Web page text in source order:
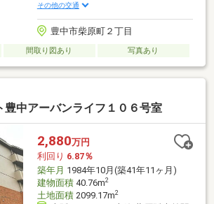
その他の交通
豊中市柴原町２丁目
間取り図あり 写真あり
豊中アーバンライフ１０６号室
2,880万円
利回り 6.87％
築年月 1984年10月(築41年11ヶ月)
建物面積40.76m2
土地面積2099.17m2